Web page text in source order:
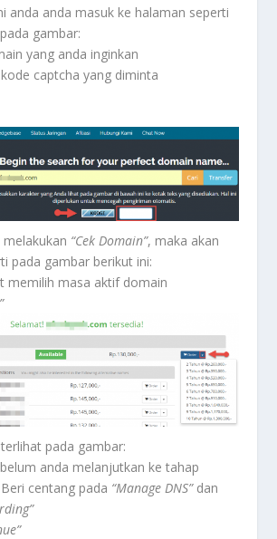
anda anda masuk ke halaman seperti
gambar:
yang anda inginkan
captcha yang diminta
“Cek Domain”, maka akan
pada gambar berikut ini:
memilih masa aktif domain
pada gambar:
anda melanjutkan ke tahap
centang pada “Manage DNS”dan